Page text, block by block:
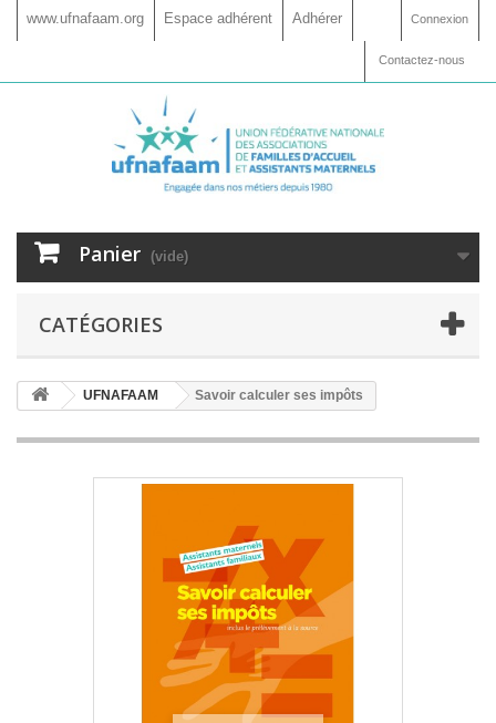
www.ufnafaam.org Espace adhérent Adhérer Connexion
Contactez-nous
Panier (vide)
CATÉGORIES
UFNAFAAM Savoir calculer ses impôts